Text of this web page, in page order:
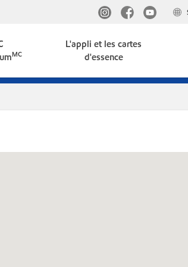
MC
L'appli et les cartes
d'essence